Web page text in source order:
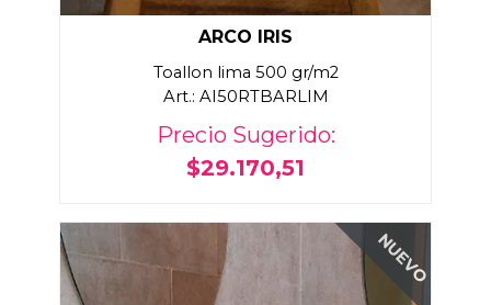
ARCO IRIS
Toallon lima 500 gr/m2
Art.: AI50RTBARLIM
Precio Sugerido:
$29.170,51
NUEVO